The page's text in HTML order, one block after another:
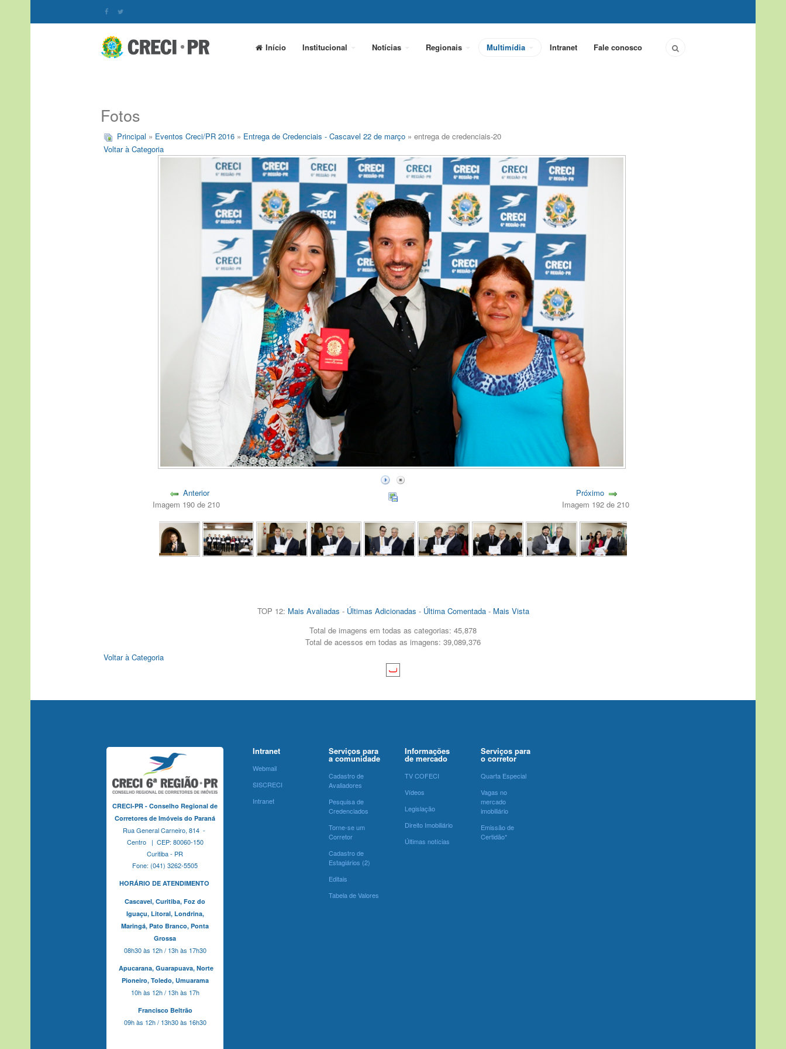
Início Institucional Notícias Regionais Multimídia Intranet Fale conosco
Fotos
Principal » Eventos Creci/PR 2016 » Entrega de Credenciais - Cascavel 22 de março » entrega de credenciais-20
Voltar à Categoria
Anterior
Imagem 190 de 210
Próximo
Imagem 192 de 210
TOP 12: Mais Avaliadas - Últimas Adicionadas - Última Comentada- Mais Vista
Total de imagens em todas as categorias: 45,878
Total de acessos em todas as imagens: 39,089,376
Voltar à Categoria
CRECI-PR - Conselho Regional de
Corretores de Imóveis do Paraná
Rua General Carneiro, 814 -
Centro | CEP: 80060-150
Curitiba - PR
Fone: (041) 3262-5505
HORÁRIO DE ATENDIMENTO
Cascavel, Curitiba, Foz do
Iguaçu, Litoral, Londrina,
Maringá, Pato Branco, Ponta
Grossa
08h30 às 12h / 13h às 17h30
Apucarana, Guarapuava, Norte
Pioneiro, Toledo, Umuarama
10h às 12h / 13h às 17h
Francisco Beltrão
09h às 12h / 13h30 às 16h30
Intranet
Webmail
SISCRECI
Intranet
Serviços para
a comunidade
Cadastro de
Avaliadores
Pesquisa de
Credenciados
Torne-se um
Corretor
Cadastro de
Estagiários (2)
Editais
Tabela de Valores
Informações
de mercado
TV COFECI
Vídeos
Legislação
Direito Imobiliário
Últimas notícias
Serviços para
o corretor
Quarta Especial
Vagas no
mercado
imobiliário
Emissão de
Certidão*